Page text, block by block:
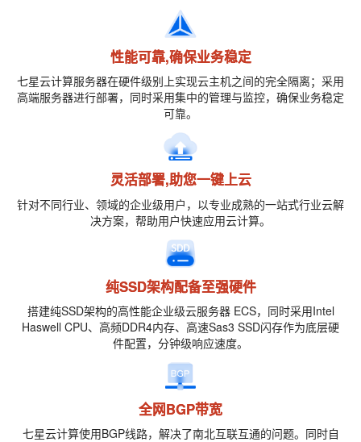
性能可靠,确保业务稳定
七星云计算服务器在硬件级别上实现云主机之间的完全隔离；采用
高端服务器进行部署，同时采用集中的管理与监控，确保业务稳定
可靠。
灵活部署,助您一键上云
针对不同行业、领域的企业级用户，以专业成熟的一站式行业云解
决方案，帮助用户快速应用云计算。
纯SSD架构配备至强硬件
搭建纯SSD架构的高性能企业级云服务器 ECS，同时采用Intel
Haswell CPU、高频DDR4内存、高速Sas3 SSD闪存作为底层硬
件配置，分钟级响应速度。
全网BGP带宽
七星云计算使用BGP线路，解决了南北互联互通的问题。同时自